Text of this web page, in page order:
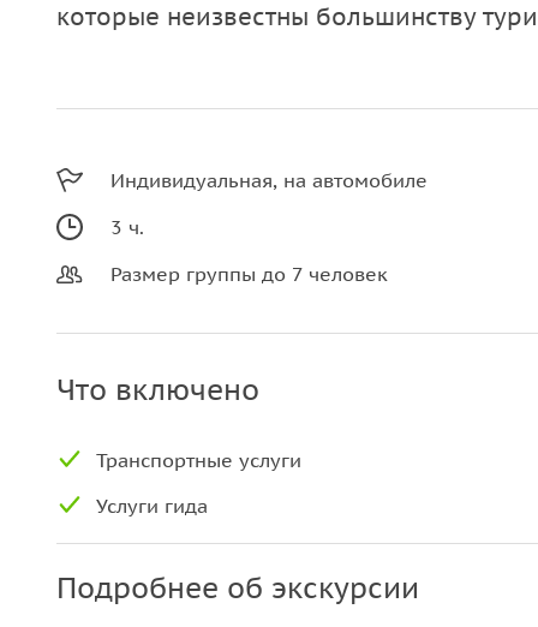
которые неизвестны большинству
Индивидуальная, на автомобиле
3 ч.
Размер группы до 7 человек
Что включено
Транспортные услуги
Услуги гида
Подробнее об экскурсии